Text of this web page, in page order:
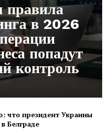
в 2026
попадут
контроль
что президент Украины
Белграде